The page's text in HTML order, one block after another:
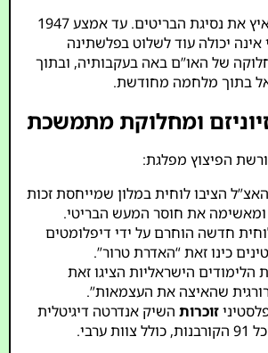
פוליטית, הפיצוץ האיץ את נסיגת הבריטים. עד אמצע 1947
יכולה עוד לשלוט בפלשתינה
של האו”ם באה בעקבותיה, ובתוך
בתוך מלחמה מחודשת.
ומחלוקת מתמשכת
הציבו לוחית במלון שמייחסת זכות
ומאשימה את חוסר המעש הבריטי.
חדשה הוחרם על ידי דיפלומטים
כינו זאת “האדרת טרור”.
הלימודים הישראליות הציגו זאת
שהאיצה את העצמאות”.
זוכרות השיק אנדרטה דיגיטלית
ערבי.